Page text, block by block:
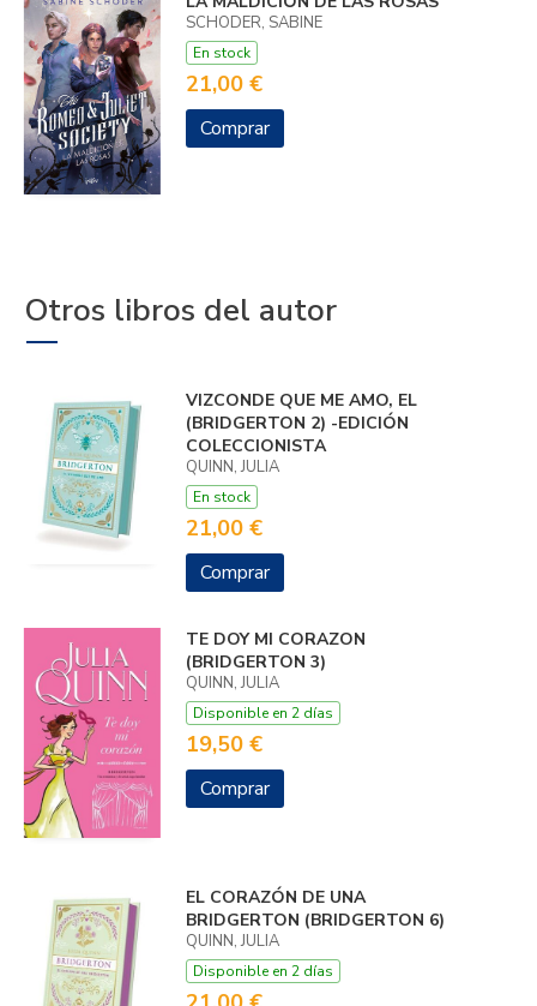
SCHODER, SABINE
En stock
21,00 €
Comprar
Otros libros del autor
VIZCONDE QUE ME AMO, EL
(BRIDGERTON 2) -EDICIÓN
COLECCIONISTA
QUINN, JULIA
En stock
21,00 €
Comprar
TE DOY MI CORAZON
(BRIDGERTON 3)
QUINN, JULIA
Disponible en 2 días
19,50 €
Comprar
EL CORAZÓN DE UNA
BRIDGERTON (BRIDGERTON 6)
QUINN, JULIA
Disponible en 2 días